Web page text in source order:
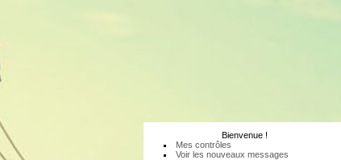
Bienvenue !
Mes contrôles
Voir les nouveaux messages